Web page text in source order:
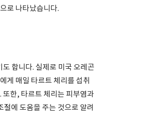
로 나타났습니다.
합니다. 실제로 미국 오레곤
게 매일 타르트 체리를 섭취
또한, 타르트 체리는 피부염과
에 도움을 주는 것으로 알려